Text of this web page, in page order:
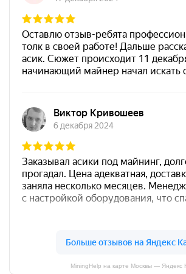
MiningHelp на карте Москвы — Яндекс